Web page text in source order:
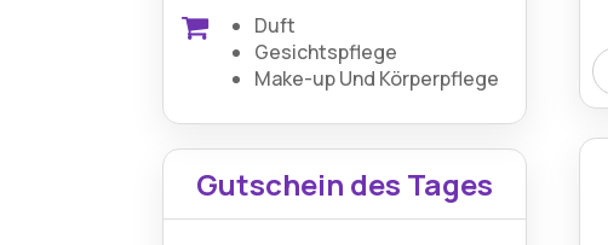
Duft
Gesichtspflege
Make-up Und Körperpflege
Gutschein des Tages